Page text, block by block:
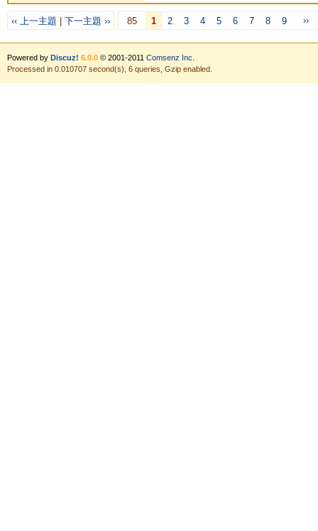
‹‹ 上一主題 下一主題 ›› 85 1 2 3 4 5 6 7 8 9 ››
Powered by Discuz! 6.0.0© 2001-2011 Comsenz Inc.
Processed in 0.010707 second(s), 6 queries, Gzip enabled.